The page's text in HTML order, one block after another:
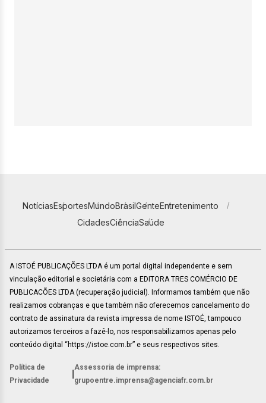
NotíciasEsportesMundoBrasilGenteEntretenimento
CidadesCiênciaSaúde
A ISTOÉ PUBLICAÇÕES LTDA é um portal digital independente e sem
vinculação editorial e societária com a EDITORA TRES COMÉRCIO DE
PUBLICACÕES LTDA (recuperação judicial). Informamos também que não
realizamos cobranças e que também não oferecemos cancelamento do
contrato de assinatura da revista impressa de nome ISTOÉ, tampouco
autorizamos terceiros a fazê-lo, nos responsabilizamos apenas pelo
conteúdo digital “https://istoe.com.br” e seus respectivos sites.
Política de
Privacidade
Assessoria de imprensa:
grupoentre.imprensa@agenciafr.com.br